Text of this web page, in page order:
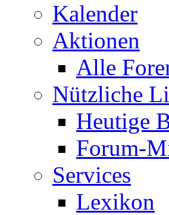
Kalender
Aktionen
Alle
Nützliche
Heutige
Forum-
Services
Lexikon